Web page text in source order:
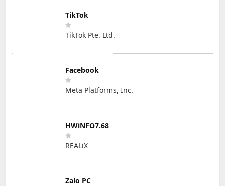
TikTok
TikTok Pte. Ltd.
Facebook
Meta Platforms, Inc.
HWiNFO7.68
REALiX
Zalo PC